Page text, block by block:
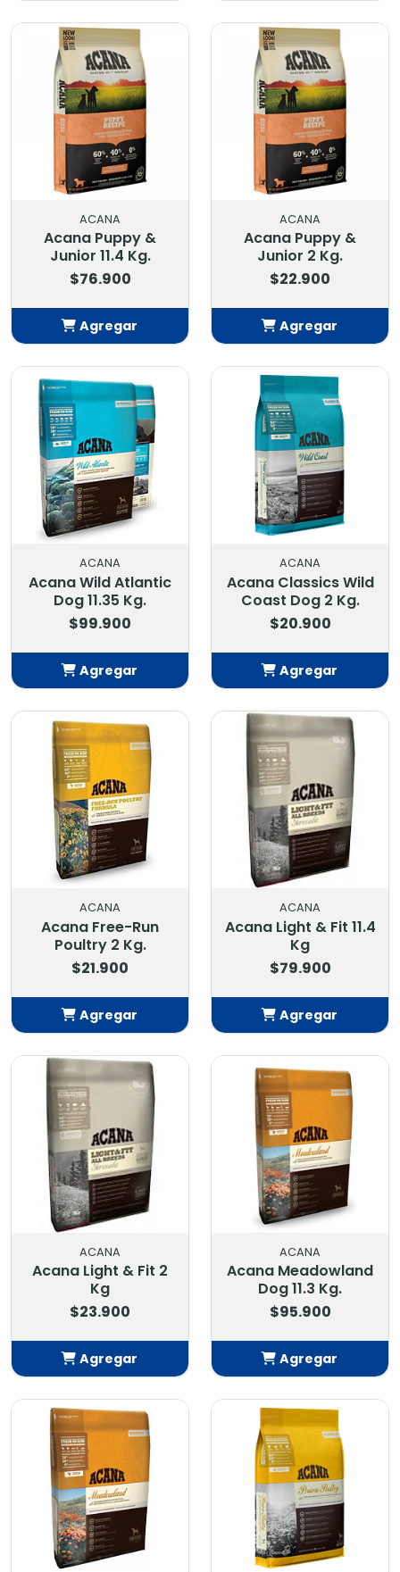
ACANA
Acana Puppy &
Junior 11.4 Kg.
$76.900
Agregar
Añadido
ACANA
Acana Puppy &
Junior 2 Kg.
$22.900
Agregar
Añadido
ACANA
Acana Wild Atlantic
Dog 11.35 Kg.
$99.900
Agregar
ACANA
Acana Classics Wild
Coast Dog 2 Kg.
$20.900
Agregar
ACANA
Acana Free-Run
Poultry 2 Kg.
$21.900
Agregar
ACANA
Acana Light & Fit 11.4
Kg
$79.900
Agregar
ACANA
Acana Light & Fit 2
Kg
$23.900
Agregar
Añadido
ACANA
Acana Meadowland
Dog 11.3 Kg.
$95.900
Agregar
Añadido